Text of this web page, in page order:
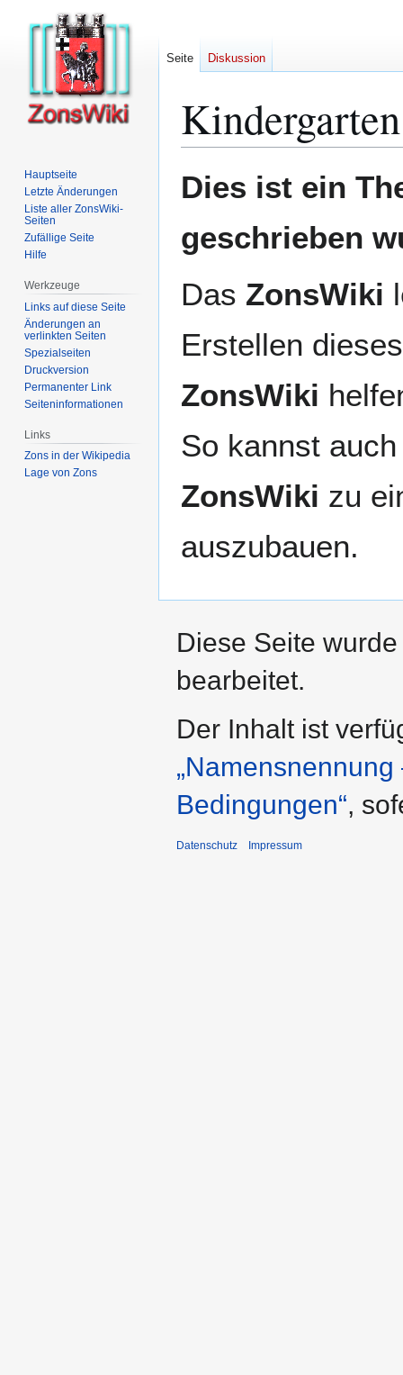
Kindergarten
Navigation
Suche
Dies ist ein
geschrieben
Das ZonsWiki
Erstellen
ZonsWiki
So kannst
ZonsWiki zu
auszubauen.
Seite Diskussion
Hauptseite
Letzte Änderungen
Liste aller ZonsWiki-
Seiten
Zufällige Seite
Hilfe
Werkzeuge
Links auf diese Seite
Änderungen an
verlinkten Seiten
Spezialseiten
Druckversion
Permanenter Link
Seiten­­informationen
Links
Zons in der Wikipedia
Lage von Zons
Diese Seite
bearbeitet.
Der Inhalt ist
Bedingungen“,
Datenschutz Impressum